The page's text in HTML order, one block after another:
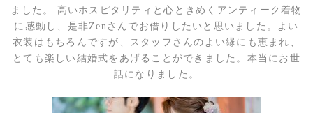
ました。
高いホスピタリティと心ときめくアンティーク着物
に感動し、是非Zenさんでお借りしたいと思いました。よい
衣装はもちろんですが、スタッフさんのよい縁にも恵まれ、
とても楽しい結婚式をあげることができました。本当にお世
話になりました。